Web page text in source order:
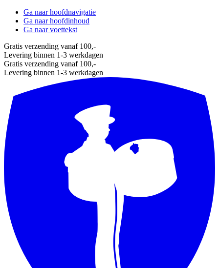
Ga naar hoofdnavigatie
Ga naar hoofdinhoud
Ga naar voettekst
Gratis verzending vanaf 100,-
Levering binnen 1-3 werkdagen
Gratis verzending vanaf 100,-
Levering binnen 1-3 werkdagen